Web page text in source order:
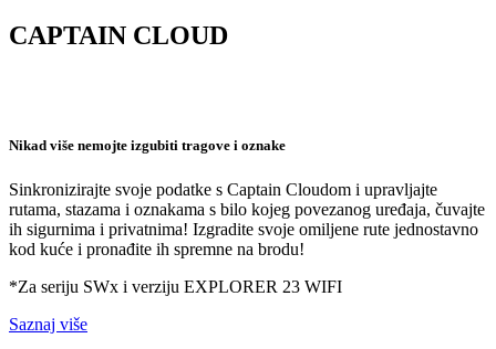
CAPTAIN CLOUD
Nikad više nemojte izgubiti tragove i oznake
Sinkronizirajte svoje podatke s Captain Cloudom i upravljajte
rutama, stazama i oznakama s bilo kojeg povezanog uređaja, čuvajte
ih sigurnima i privatnima! Izgradite svoje omiljene rute jednostavno
kod kuće i pronađite ih spremne na brodu!
*Za seriju SWx i verziju EXPLORER 23 WIFI
Saznaj više